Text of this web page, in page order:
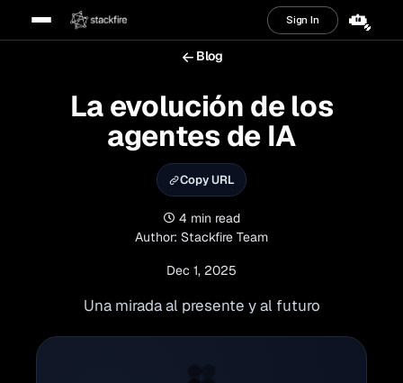
Sign In
Somos una empresa qu |
Blog
La evolución de los
agentes de IA
Copy URL
4 min read
Author: Stackfire Team
Dec 1, 2025
Una mirada al presente y al futuro